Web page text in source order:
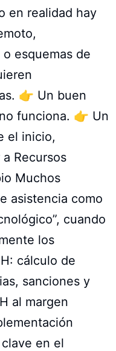
en realidad hay
esquemas de
👉 Un buen
funciona. 👉 Un
el inicio,
Recursos
Muchos
asistencia como
cuando
los
cálculo de
sanciones y
al margen
en el